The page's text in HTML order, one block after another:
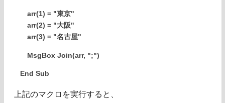
arr(1) = "東京"
arr(2) = "大阪"
arr(3) = "名古屋"
MsgBox Join(arr, ";")
End Sub
上記のマクロを実行すると、